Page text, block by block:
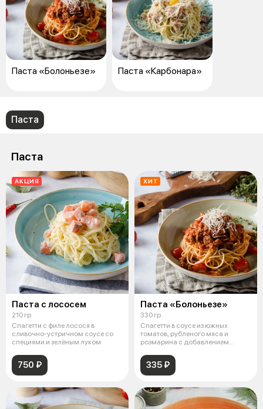
Паста «Болоньезе» Паста «Карбонара»
Паста
Паста
АКЦИЯ
Паста с лососем
210 гр
Спагетти с филе лосося в
сливочно-устричном соусе со
специями и зелёным луком
750 ₽
ХИТ
Паста «Болоньезе»
330 гр
Спагетти в соусе из южных
томатов, рубленого мяса и
розмарина с добавлением
335 ₽